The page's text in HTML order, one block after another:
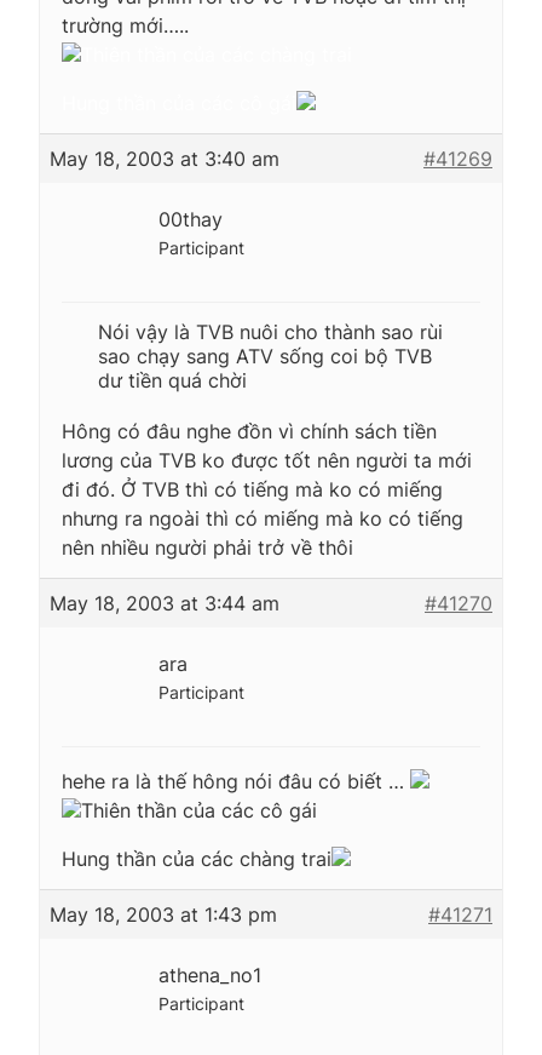
trường mới…..
May 18, 2003 at 3:40 am #41269
00thay
Participant
Nói vậy là TVB nuôi cho thành sao rùi
sao chạy sang ATV sống coi bộ TVB
dư tiền quá chời
Hông có đâu nghe đồn vì chính sách tiền
lương của TVB ko được tốt nên người ta mới
đi đó. Ở TVB thì có tiếng mà ko có miếng
nhưng ra ngoài thì có miếng mà ko có tiếng
nên nhiều người phải trở về thôi
May 18, 2003 at 3:44 am #41270
ara
Participant
hehe ra là thế hông nói đâu có biết …
Thiên thần của các cô gái
Hung thần của các chàng trai
May 18, 2003 at 1:43 pm #41271
athena_no1
Participant